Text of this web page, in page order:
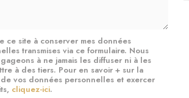
ce site à conserver mes données
transmises via ce formulaire. Nous
à ne jamais les diffuser ni à les
à des tiers. Pour en savoir + sur la
vos données personnelles et exercer
cliquez-ici.